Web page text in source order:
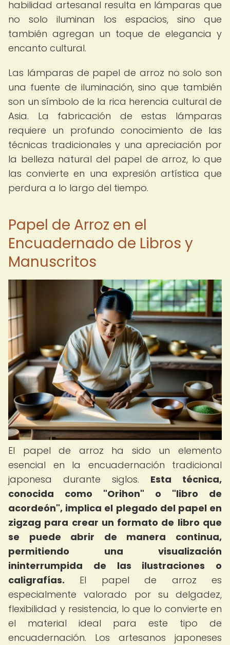
habilidad artesanal resulta en lámparas que
no solo iluminan los espacios, sino que
también agregan un toque de elegancia y
encanto cultural.
Las lámparas de papel de arroz no solo son
una fuente de iluminación, sino que también
son un símbolo de la rica herencia cultural de
Asia. La fabricación de estas lámparas
requiere un profundo conocimiento de las
técnicas tradicionales y una apreciación por
la belleza natural del papel de arroz, lo que
las convierte en una expresión artística que
perdura a lo largo del tiempo.
Papel de Arroz en el
Encuadernado de Libros y
Manuscritos
El papel de arroz ha sido un elemento
esencial en la encuadernación tradicional
japonesa durante siglos. Esta técnica,
conocida como "Orihon" o "libro de
acordeón", implica el plegado del papel en
zigzag para crear un formato de libro que
se puede abrir de manera continua,
permitiendo una visualización
ininterrumpida de las ilustraciones o
caligrafías. El papel de arroz es
especialmente valorado por su delgadez,
flexibilidad y resistencia, lo que lo convierte en
el material ideal para este tipo de
encuadernación. Los artesanos japoneses